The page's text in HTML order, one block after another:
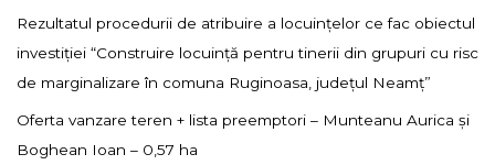
Rezultatul procedurii de atribuire a locuințelor ce fac obiectul
investiției “Construire locuință pentru tinerii din grupuri cu risc
de marginalizare în comuna Ruginoasa, județul Neamț”
Oferta vanzare teren + lista preemptori – Munteanu Aurica și
Boghean Ioan – 0,57 ha